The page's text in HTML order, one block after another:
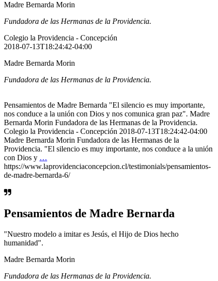
Madre Bernarda Morin
Fundadora de las Hermanas de la Providencia.
Colegio la Providencia - Concepción
2018-07-13T18:24:42-04:00
Madre Bernarda Morin
Fundadora de las Hermanas de la Providencia.
Pensamientos de Madre Bernarda "El silencio es muy importante,
nos conduce a la unión con Dios y nos comunica gran paz". Madre
Bernarda Morin Fundadora de las Hermanas de la Providencia.
Colegio la Providencia - Concepción 2018-07-13T18:24:42-04:00
Madre Bernarda Morin Fundadora de las Hermanas de la
Providencia. "El silencio es muy importante, nos conduce a la unión
con Dios y …
https://www.laprovidenciaconcepcion.cl/testimonials/pensamientos-
de-madre-bernarda-6/
Pensamientos de Madre Bernarda
"Nuestro modelo a imitar es Jesús, el Hijo de Dios hecho
humanidad".
Madre Bernarda Morin
Fundadora de las Hermanas de la Providencia.